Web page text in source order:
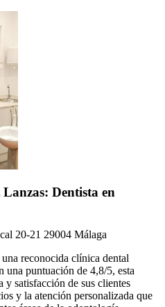
Dentista en
20-21 29004 Málaga
reconocida clínica dental
una puntuación de 4,8/5, esta
y satisfacción de sus clientes
y la atención personalizada que